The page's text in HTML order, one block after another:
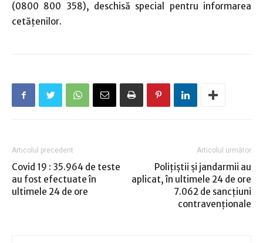
(0800 800 358), deschisă special pentru informarea
cetățenilor.
Articolul precedent
Covid 19 : 35.964 de teste
au fost efectuate în
ultimele 24 de ore
Articolul următor
Polițiștii și jandarmii au
aplicat, în ultimele 24 de ore
7.062 de sancţiuni
contravenţionale